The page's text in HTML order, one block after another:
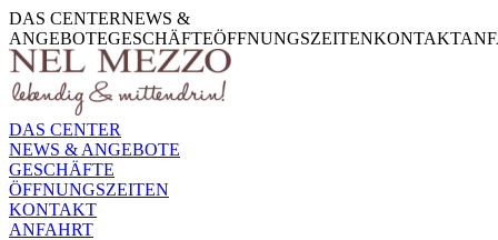
DAS CENTERNEWS &
ANGEBOTEGESCHÄFTEÖFFNUNGSZEITENKONTAKT
DAS CENTER
NEWS & ANGEBOTE
GESCHÄFTE
ÖFFNUNGSZEITEN
KONTAKT
ANFAHRT